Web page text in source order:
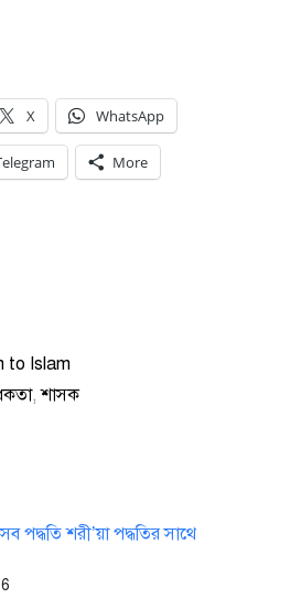
X WhatsApp
More
to Islam
,শাসক
পদ্ধতি শরী’য়া পদ্ধতির সাথে